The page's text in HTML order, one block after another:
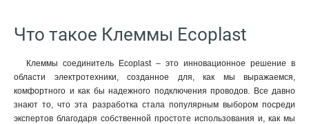
Что такое Клеммы Ecoplast
Клеммы соединитель Ecoplast – это инновационное решение в
области электротехники, созданное для, как мы выражаемся,
комфортного и как бы надежного подключения проводов. Все давно
знают то, что эта разработка стала популярным выбором посреди
экспертов благодаря собственной простоте использования и, как мы